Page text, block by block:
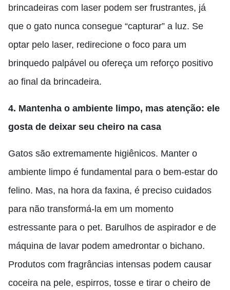
brincadeiras com laser podem ser frustrantes, já
que o gato nunca consegue “capturar” a luz. Se
optar pelo laser, redirecione o foco para um
brinquedo palpável ou ofereça um reforço positivo
ao final da brincadeira.
4. Mantenha o ambiente limpo, mas atenção: ele
gosta de deixar seu cheiro na casa
Gatos são extremamente higiênicos. Manter o
ambiente limpo é fundamental para o bem-estar do
felino. Mas, na hora da faxina, é preciso cuidados
para não transformá-la em um momento
estressante para o pet. Barulhos de aspirador e de
máquina de lavar podem amedrontar o bichano.
Produtos com fragrâncias intensas podem causar
coceira na pele, espirros, tosse e tirar o cheiro de